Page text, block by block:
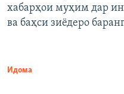
720p
хабарҳои муҳим дар
ва баҳси зиёдеро
Идома